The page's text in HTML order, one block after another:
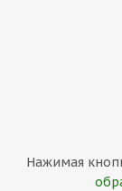
Нажимая